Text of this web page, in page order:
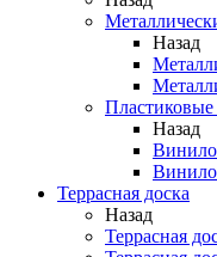
Назад
Пластиковые
Назад
Террасная доска
Назад
Террасная